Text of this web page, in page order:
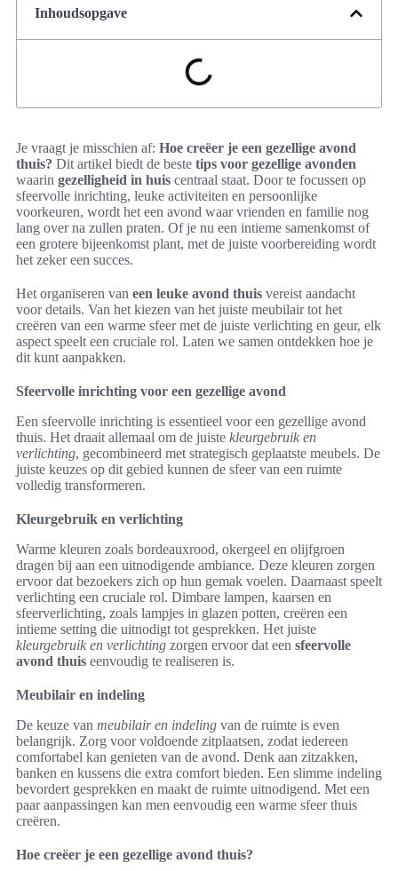
Inhoudsopgave
Je vraagt je misschien af: Hoe creëer je een gezellige avond
thuis? Dit artikel biedt de beste tips voor gezellige avonden
waarin gezelligheid in huis centraal staat. Door te focussen op
sfeervolle inrichting, leuke activiteiten en persoonlijke
voorkeuren, wordt het een avond waar vrienden en familie nog
lang over na zullen praten. Of je nu een intieme samenkomst of
een grotere bijeenkomst plant, met de juiste voorbereiding wordt
het zeker een succes.
Het organiseren van een leuke avond thuis vereist aandacht
voor details. Van het kiezen van het juiste meubilair tot het
creëren van een warme sfeer met de juiste verlichting en geur, elk
aspect speelt een cruciale rol. Laten we samen ontdekken hoe je
dit kunt aanpakken.
Sfeervolle inrichting voor een gezellige avond
Een sfeervolle inrichting is essentieel voor een gezellige avond
thuis. Het draait allemaal om de juiste kleurgebruik en
verlichting, gecombineerd met strategisch geplaatste meubels. De
juiste keuzes op dit gebied kunnen de sfeer van een ruimte
volledig transformeren.
Kleurgebruik en verlichting
Warme kleuren zoals bordeauxrood, okergeel en olijfgroen
dragen bij aan een uitnodigende ambiance. Deze kleuren zorgen
ervoor dat bezoekers zich op hun gemak voelen. Daarnaast speelt
verlichting een cruciale rol. Dimbare lampen, kaarsen en
sfeerverlichting, zoals lampjes in glazen potten, creëren een
intieme setting die uitnodigt tot gesprekken. Het juiste
kleurgebruik en verlichting zorgen ervoor dat een sfeervolle
avond thuis eenvoudig te realiseren is.
Meubilair en indeling
De keuze van meubilair en indeling van de ruimte is even
belangrijk. Zorg voor voldoende zitplaatsen, zodat iedereen
comfortabel kan genieten van de avond. Denk aan zitzakken,
banken en kussens die extra comfort bieden. Een slimme indeling
bevordert gesprekken en maakt de ruimte uitnodigend. Met een
paar aanpassingen kan men eenvoudig een warme sfeer thuis
creëren.
Hoe creëer je een gezellige avond thuis?